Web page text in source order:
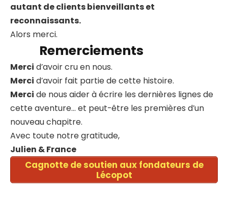
autant de clients bienveillants et
reconnaissants.
Alors merci.
Remerciements
Merci d’avoir cru en nous.
Merci d’avoir fait partie de cette histoire.
Merci de nous aider à écrire les dernières lignes de
cette aventure… et peut-être les premières d’un
nouveau chapitre.
Avec toute notre gratitude,
Julien & France
Cagnotte de soutien aux fondateurs de
Lécopot